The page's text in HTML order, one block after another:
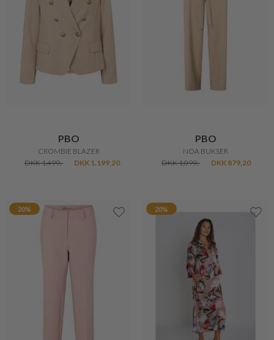
PBO
CROMBIE BLAZER
DKK 1.499,-
DKK 1.199,20
PBO
NOA BUKSER
DKK 1.099,-
DKK 879,20
20% 20%